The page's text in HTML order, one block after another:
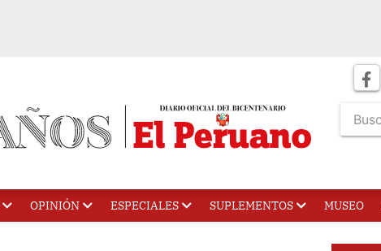
OPINIÓN ESPECIALES SUPLEMENTOS MUSEO